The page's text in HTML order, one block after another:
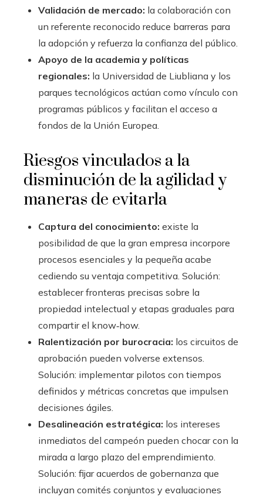
Validación de mercado: la colaboración con
un referente reconocido reduce barreras para
la adopción y refuerza la confianza del público.
Apoyo de la academia y políticas
regionales: la Universidad de Liubliana y los
parques tecnológicos actúan como vínculo con
programas públicos y facilitan el acceso a
fondos de la Unión Europea.
Riesgos vinculados a la
disminución de la agilidad y
maneras de evitarla
Captura del conocimiento: existe la
posibilidad de que la gran empresa incorpore
procesos esenciales y la pequeña acabe
cediendo su ventaja competitiva. Solución:
establecer fronteras precisas sobre la
propiedad intelectual y etapas graduales para
compartir el know‑how.
Ralentización por burocracia: los circuitos de
aprobación pueden volverse extensos.
Solución: implementar pilotos con tiempos
definidos y métricas concretas que impulsen
decisiones ágiles.
Desalineación estratégica: los intereses
inmediatos del campeón pueden chocar con la
mirada a largo plazo del emprendimiento.
Solución: fijar acuerdos de gobernanza que
incluyan comités conjuntos y evaluaciones